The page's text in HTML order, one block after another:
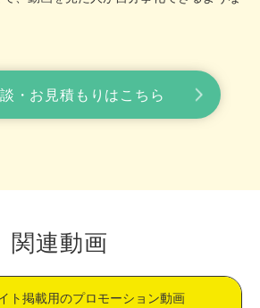
・お見積もりはこちら
関連動画
ト掲載用のプロモーション動画